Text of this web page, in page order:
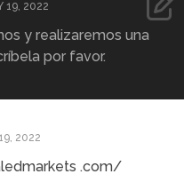
19, 2022
y realizaremos una
por favor.
2022
.com/